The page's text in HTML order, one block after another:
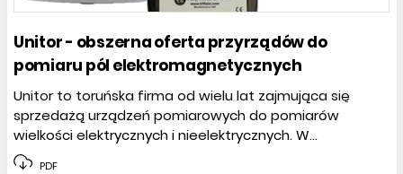
Unitor - obszerna oferta przyrządów do
pomiaru pól elektromagnetycznych
Unitor to toruńska firma od wielu lat zajmująca się
sprzedażą urządzeń pomiarowych do pomiarów
wielkości elektrycznych i nieelektrycznych. W...
PDF